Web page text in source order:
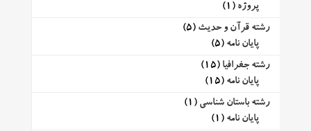
پروژه (1)
رشته قرآن و حدیث (5)
پایان نامه (5)
رشته جغرافیا (15)
پایان نامه (15)
رشته باستان شناسی (1)
پایان نامه (1)